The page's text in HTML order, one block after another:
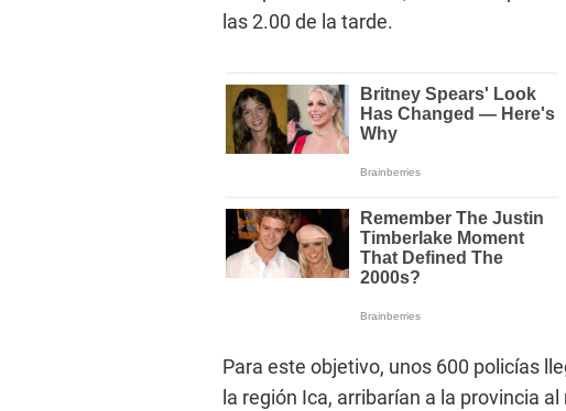
las 2.00 de la tarde.
Para este objetivo, unos 600 policías
la región Ica, arribarían a la provincia